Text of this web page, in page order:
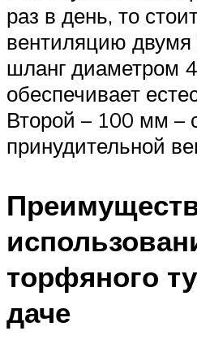
раз в день, то
вентиляцию
шланг диаметром
обеспечивает
Второй – 100 мм –
принудительной
торфяного
даче